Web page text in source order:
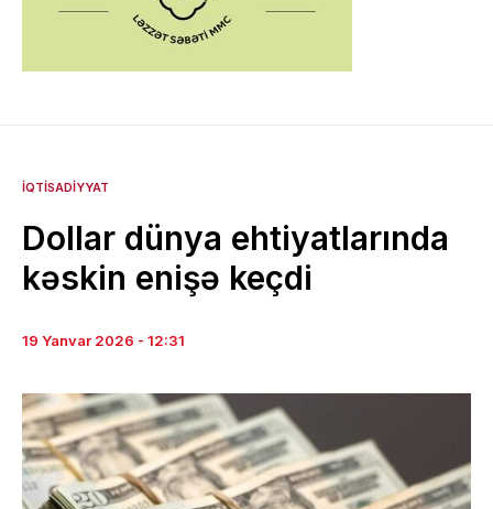
İQTISADIYYAT
Dollar dünya ehtiyatlarında
kəskin enişə keçdi
19 Yanvar 2026 - 12:31